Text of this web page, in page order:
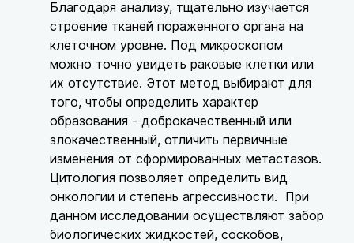
Благодаря анализу, тщательно изучается
строение тканей пораженного органа на
клеточном уровне. Под микроскопом
можно точно увидеть раковые клетки или
их отсутствие. Этот метод выбирают для
того, чтобы определить характер
образования - доброкачественный или
злокачественный, отличить первичные
изменения от сформированных метастазов.
Цитология позволяет определить вид
онкологии и степень агрессивности. При
данном исследовании осуществляют забор
биологических жидкостей, соскобов,